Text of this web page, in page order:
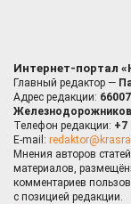
Интернет-портал
Главный редактор —
Адрес редакции:
Телефон редакции: +7
E-mail:
Мнения авторов
материалов,
комментариев
с позицией редакции.